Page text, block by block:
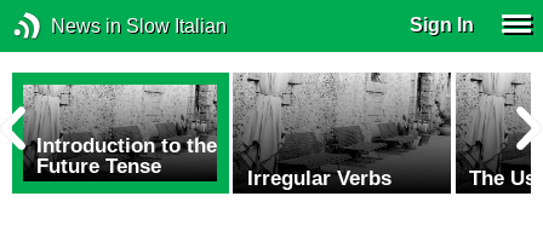
News in Slow Italian Sign In
Introduction to the
Future Tense
Irregular Verbs The